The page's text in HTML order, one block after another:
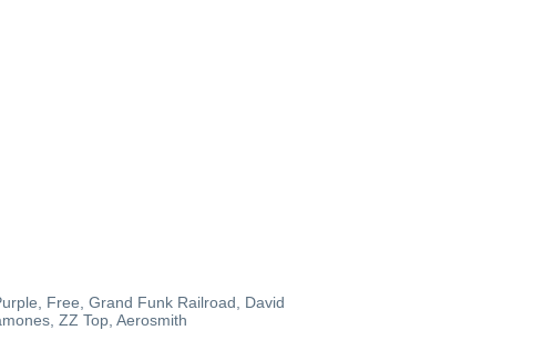
Free, Grand Funk Railroad, David
ZZ Top, Aerosmith